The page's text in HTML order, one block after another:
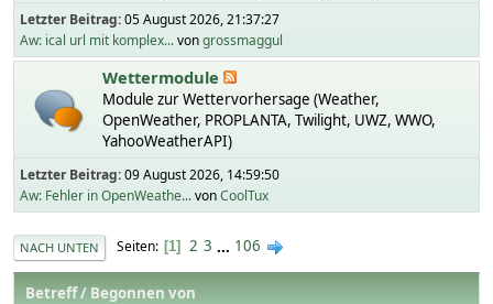
Letzter Beitrag:05 August 2026, 21:37:27
Aw: ical url mit komplex...vongrossmaggul
Wettermodule
Module zur Wettervorhersage (Weather,
OpenWeather, PROPLANTA, Twilight, UWZ, WWO,
YahooWeatherAPI)
Letzter Beitrag:09 August 2026, 14:59:50
Aw: Fehler in OpenWeathe...vonCoolTux
NACH UNTEN Seiten 1 2 3 ... 106
Betreff/ Begonnen von